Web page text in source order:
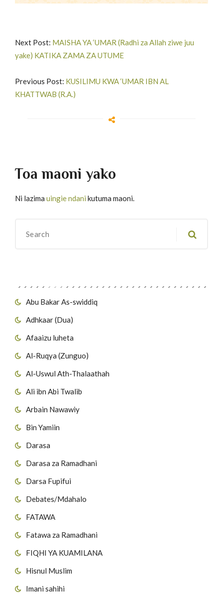
Abu Bakar As-swiddiq
Adhkaar (Dua)
Afaaizu luheta
Al-Ruqya (Zunguo)
Al-Uswul Ath-Thalaathah
Ali ibn Abi Twalib
Arbain Nawawiy
Bin Yamiin
Darasa
Darasa za Ramadhani
Darsa Fupifui
Debates/Mdahalo
FATAWA
Fatawa za Ramadhani
FIQHI YA KUAMILANA
Hisnul Muslim
Imani sahihi
Next Post: MAISHA YA ‘UMAR (Radhi za Allah ziwe juu
yake) KATIKA ZAMA ZA UTUME
Previous Post: KUSILIMU KWA ‘UMAR IBN AL
KHATTWAB (R.A.)
Toa maoni yako
Ni lazima uingie ndani kutuma maoni.